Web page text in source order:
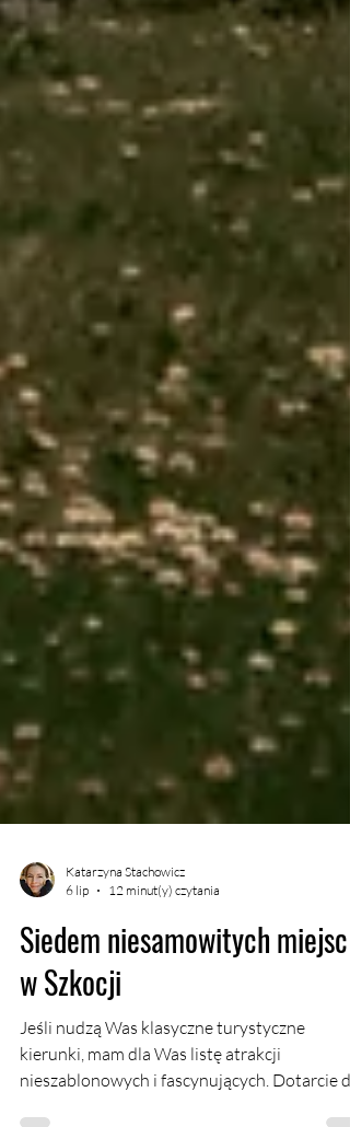
6 lip
12 minut(y) czytania
Siedem niesamowitych miejsc
w Szkocji
Jeśli nudzą Was klasyczne turystyczne